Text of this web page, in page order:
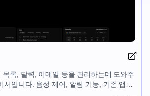
목록, 달력, 이메일 등을 관리하는데 도와주
서입니다. 음성 제어, 알림 기능, 기존 앱과